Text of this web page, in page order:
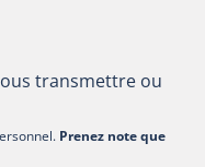
transmettre ou
Prenez note que